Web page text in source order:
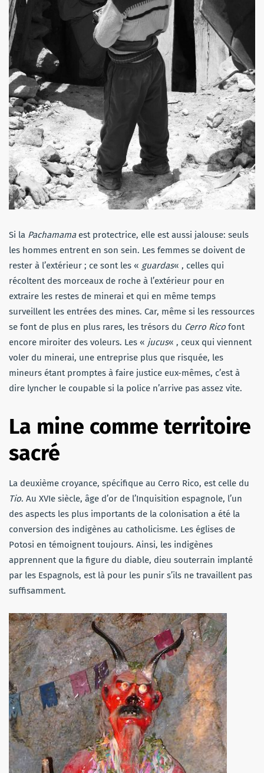
Si la Pachamamaest protectrice, elle est aussi jalouse: seuls
les hommes entrent en son sein. Les femmes se doivent de
rester à l’extérieur ; ce sont les « guardas« , celles qui
récoltent des morceaux de roche à l’extérieur pour en
extraire les restes de minerai et qui en même temps
surveillent les entrées des mines. Car, même si les ressources
se font de plus en plus rares, les trésors du Cerro Rico font
encore miroiter des voleurs. Les « jucus« , ceux qui viennent
voler du minerai, une entreprise plus que risquée, les
mineurs étant promptes à faire justice eux-mêmes, c’est à
dire lyncher le coupable si la police n’arrive pas assez vite.
La mine comme territoire
sacré
La deuxième croyance, spécifique au Cerro Rico, est celle du
Tio. Au XVIe siècle, âge d’or de l’Inquisition espagnole, l’un
des aspects les plus importants de la colonisation a été la
conversion des indigènes au catholicisme. Les églises de
Potosi en témoignent toujours. Ainsi, les indigènes
apprennent que la figure du diable, dieu souterrain implanté
par les Espagnols, est là pour les punir s’ils ne travaillent pas
suffisamment.